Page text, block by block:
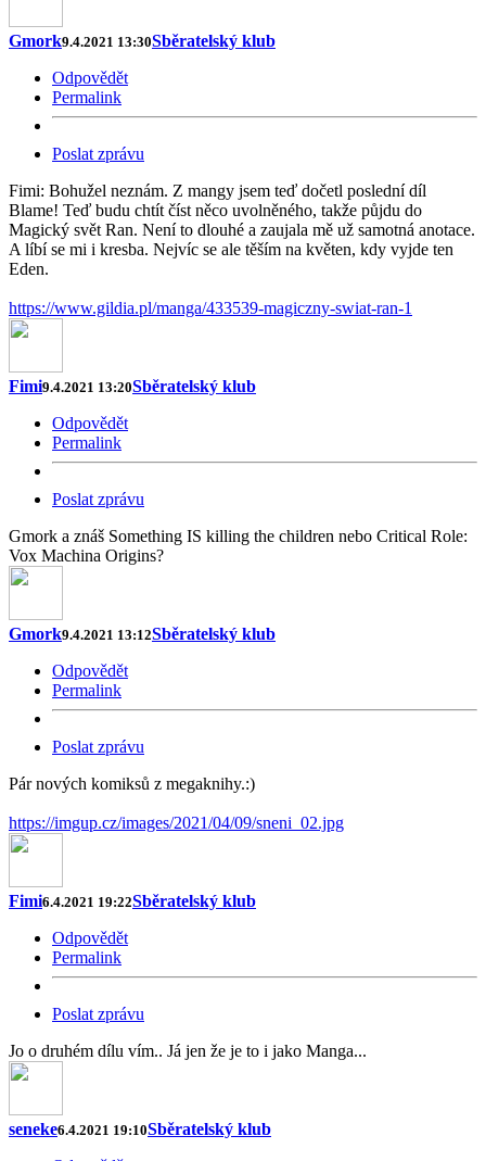
Gmork9.4.2021 13:30Sběratelský klub
Odpovědět
Permalink
Poslat zprávu
Fimi: Bohužel neznám. Z mangy jsem teď dočetl poslední díl
Blame! Teď budu chtít číst něco uvolněného, takže půjdu do
Magický svět Ran. Není to dlouhé a zaujala mě už samotná anotace.
A líbí se mi i kresba. Nejvíc se ale těším na květen, kdy vyjde ten
Eden.
https://www.gildia.pl/manga/433539-magiczny-swiat-ran-1
Fimi9.4.2021 13:20Sběratelský klub
Odpovědět
Permalink
Poslat zprávu
Gmork a znáš Something IS killing the children nebo Critical Role:
Vox Machina Origins?
Gmork9.4.2021 13:12Sběratelský klub
Odpovědět
Permalink
Poslat zprávu
Pár nových komiksů z megaknihy.:)
https://imgup.cz/images/2021/04/09/sneni_02.jpg
Fimi6.4.2021 19:22Sběratelský klub
Odpovědět
Permalink
Poslat zprávu
Jo o druhém dílu vím.. Já jen že je to i jako Manga...
seneke6.4.2021 19:10Sběratelský klub